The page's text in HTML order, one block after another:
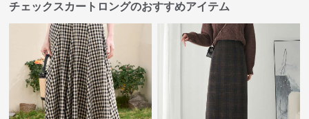
チェックスカートロングのおすすめアイテム